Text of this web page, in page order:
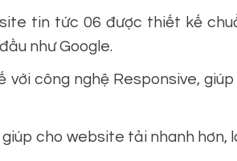
tin tức 06 được thiết kế
như Google.
với công nghệ Responsive,
cho website tải nhanh hơn,